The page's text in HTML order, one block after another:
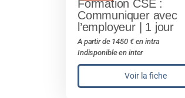
Formation CSE :
Communiquer avec
l’employeur | 1 jour
A partir de 1450 € en intra
Indisponible en inter
Voir la fiche